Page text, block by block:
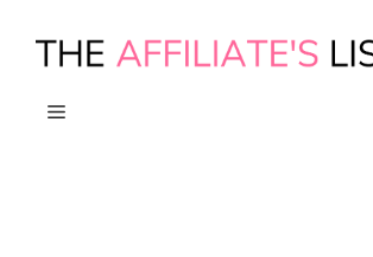
naar
inhoudMENU